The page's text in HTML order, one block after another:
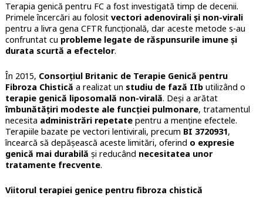
Terapia genică pentru FC a fost investigată timp de decenii.
Primele încercări au folosit vectori adenovirali și non-virali
pentru a livra gena CFTR funcțională, dar aceste metode s-au
confruntat cu probleme legate de răspunsurile imune și
durata scurtă a efectelor.
În 2015, Consorțiul Britanic de Terapie Genică pentru
Fibroza Chistică a realizat un studiu de fază IIbutilizând o
terapie genică liposomală non-virală. Deși a arătat
îmbunătățiri modeste ale funcției pulmonare, tratamentul
necesita administrări repetatepentru a menține efectele.
Terapiile bazate pe vectori lentivirali, precum BI 3720931,
încearcă să depășească aceste limitări, oferind o expresie
genică mai durabilă și reducând necesitatea unor
tratamente frecvente.
Viitorul terapiei genice pentru fibroza chistică